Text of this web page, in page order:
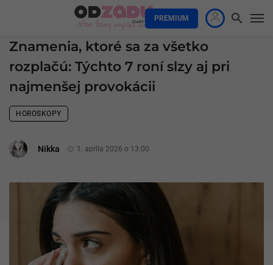
PREMIUM
Znamenia, ktoré sa za všetko
rozplačú: Týchto 7 roní slzy aj pri
najmenšej provokácii
HOROSKOPY
Nikka 1. apríla 2026 o 13:00